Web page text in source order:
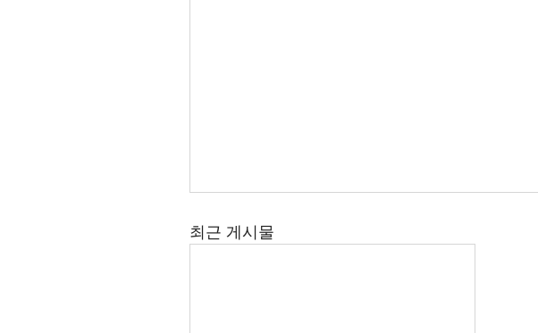
최근 게시물